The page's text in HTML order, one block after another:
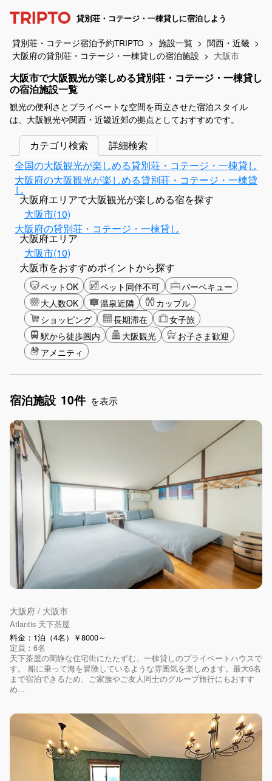
貸別荘・コテージ・一棟貸しに宿泊しよう
貸別荘・コテージ宿泊予約TRIPTO 施設一覧
関西・近畿
大阪府の貸別荘・コテージ・一棟貸しの宿泊施設
大阪市
大阪市で大阪観光が楽しめる貸別荘・コテージ・一棟貸し
の宿泊施設一覧
観光の便利さとプライベートな空間を両立させた宿泊スタイル
は、大阪観光や関西・近畿近郊の拠点としておすすめです。
カテゴリ検索
詳細検索
全国の大阪観光が楽しめる貸別荘・コテージ・一棟貸し
大阪府の大阪観光が楽しめる貸別荘・コテージ・一棟貸
し
大阪府エリアで大阪観光が楽しめる宿を探す
大阪市(10)
大阪府の貸別荘・コテージ・一棟貸し
大阪府エリア
大阪市(10)
大阪市をおすすめポイントから探す
ペットOK ペット同伴不可
バーベキュー
大人数OK
温泉近隣
カップル
ショッピング
長期滞在
女子旅
駅から徒歩圏内
大阪観光
お子さま歓迎
アメニティ
宿泊施設 10件 を表示
大阪府 / 大阪市
Atlantis 天下茶屋
料金：1泊（4名）￥8000～
定員：6名
天下茶屋の閑静な住宅街にたたずむ、一棟貸しのプライベートハウスで
す。 船に乗って海を冒険しているような雰囲気を楽しめます。最大6名
まで宿泊できるため、ご家族やご友人同士のグループ旅行にもおすす
め...